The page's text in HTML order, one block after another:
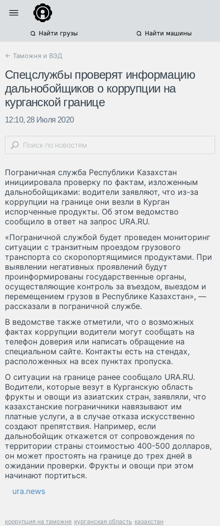
Найти грузы Найти машины
← Таможня и ВЭД
Спецслужбы проверят информацию
дальнобойщиков о коррупции на
курганской границе
12:10, 28 Июля 2020
Пограничная служба Республики Казахстан
инициировала проверку по фактам, изложенным
дальнобойщиками: водители заявляют, что из-за
коррупции на границе они везли в Курган
испорченные продукты. Об этом ведомство
сообщило в ответ на запрос URA.RU.
«Пограничной службой будет проведен мониторинг
ситуации с транзитным проездом грузового
транспорта со скоропортящимися продуктами. При
выявлении негативных проявлений будут
проинформированы государственные органы,
осуществляющие контроль за въездом, выездом и
перемещением грузов в Республике Казахстан», —
рассказали в пограничной службе.
В ведомстве также отметили, что о возможных
фактах коррупции водители могут сообщать на
телефон доверия или написать обращение на
специальном сайте. Контакты есть на стендах,
расположенных на всех пунктах пропуска.
О ситуации на границе ранее сообщало URA.RU.
Водители, которые везут в Курганскую область
фрукты и овощи из азиатских стран, заявляли, что
казахстанские пограничники навязывают им
платные услуги, а в случае отказа искусственно
создают препятствия. Например, если
дальнобойщик откажется от сопровождения по
территории страны стоимостью 400-500 долларов,
он может простоять на границе до трех дней в
ожидании проверки. Фрукты и овощи при этом
начинают портиться.
ura.news
коррупция на таможне курганская область казахстан